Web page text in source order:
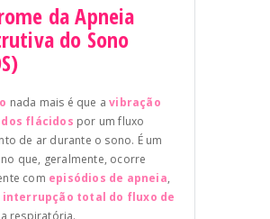
da Apneia
do Sono
nada mais é que avibração
flácidos por um fluxo
de ar durante o sono. É um
que, geralmente, ocorre
com episódios de apneia,
interrupção total do fluxo de
respiratória.